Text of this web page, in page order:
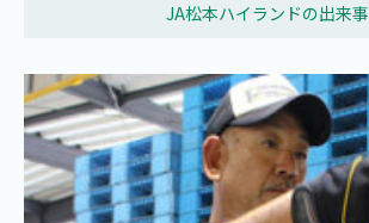
JA松本ハイランドの出来事